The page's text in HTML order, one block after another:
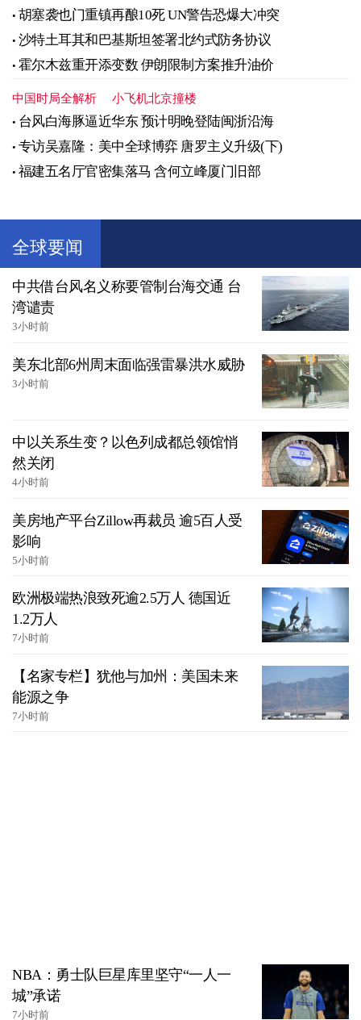
胡塞袭也门重镇再酿10死 UN警告恐爆大冲突
沙特土耳其和巴基斯坦签署北约式防务协议
霍尔木兹重开添变数 伊朗限制方案推升油价
中国时局全解析 小飞机北京撞楼
台风白海豚逼近华东 预计明晚登陆闽浙沿海
专访吴嘉隆：美中全球博弈 唐罗主义升级(下)
福建五名厅官密集落马 含何立峰厦门旧部
全球要闻
中共借台风名义称要管制台海交通 台
湾谴责
3小时前
美东北部6州周末面临强雷暴洪水威胁
3小时前
中以关系生变？以色列成都总领馆悄
然关闭
4小时前
美房地产平台Zillow再裁员 逾5百人受
影响
5小时前
欧洲极端热浪致死逾2.5万人 德国近
1.2万人
7小时前
【名家专栏】犹他与加州：美国未来
能源之争
7小时前
NBA：勇士队巨星库里坚守“一人一
城”承诺
7小时前